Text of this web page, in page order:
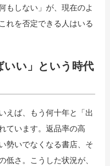
もしない」が、現在のよ
れを否定できる人はいる
いい」という時代
えば、もう何十年と「出
ています。返品率の高
勢いでなくなる書店、そ
低さ。こうした状況が、